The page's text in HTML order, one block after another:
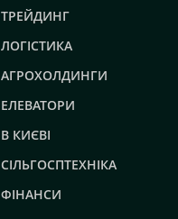
ТРЕЙДИНГ
ЛОГІСТИКА
АГРОХОЛДИНГИ
ЕЛЕВАТОРИ
В КИЄВІ
СІЛЬГОСПТЕХНІКА
ФІНАНСИ